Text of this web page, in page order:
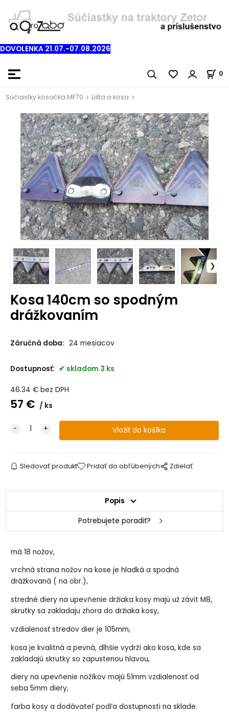
DOVOLENKA 21.07.-07.08.2026
0
Súčiastky kosačka MF70 Lišta a kosa
Kosa 140cm so spodným
drážkovaním
Záručná doba: 24 mesiacov
Dostupnosť: skladom 3 ks
46.34 € bez DPH
57 € ks
Sledovať produkt Pridať do obľúbených Zdielať
Popis
Potrebujete poradiť?
má 18 nožov,
vrchná strana nožov na kose je hladká a spodná
drážkovaná ( na obr.),
stredné diery na upevňenie držiaka kosy majú už závit M8,
skrutky sa zakladaju zhora do držiaka kosy,
vzdialenosť stredov dier je 105mm,
kosa je kvalitná a pevná, dlhšie vydrží ako kosa, kde sa
zakladajú skrutky so zapustenou hlavou,
diery na upevňenie nožíkov majú 51mm vzdialenosť od
seba 5mm diery,
farba kosy a dodávateľ podľa dostupnosti na sklade.